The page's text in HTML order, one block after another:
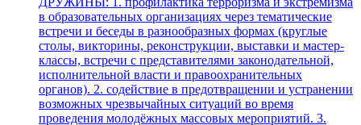
в образовательных организациях через тематические
встречи и беседы в разнообразных формах (круглые
столы, викторины, реконструкции, выставки и мастер-
классы, встречи с представителями законодательной,
исполнительной власти и правоохранительных
органов). 2. содействие в предотвращении и устранении
возможных чрезвычайных ситуаций во время
проведения молодёжных массовых мероприятий. 3.